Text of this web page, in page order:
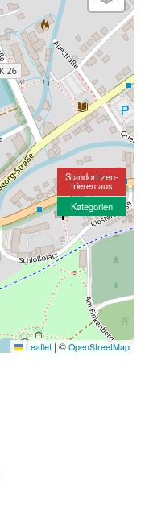
Leaflet | © OpenStreetMap
Standort zen-
trieren aus
Kategorien